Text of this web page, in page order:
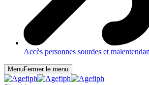
Accès personnes sourdes et
MenuFermer le menu